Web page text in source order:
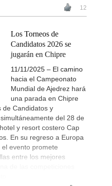
12
Los Torneos de
Candidatos 2026 se
jugarán en Chipre
11/11/2025 – El camino
hacia el Campeonato
Mundial de Ajedrez hará
una parada en Chipre
de Candidatos y
del 28 de
y resort costero Cap
En su regreso a Europa
evento promete
entre los mejores